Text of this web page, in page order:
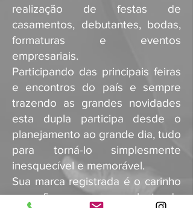
realização de festas de
casamentos, debutantes, bodas,
formaturas e eventos
empresariais.
Participando das principais feiras
e encontros do país e sempre
trazendo as grandes novidades
esta dupla participa desde o
planejamento ao grande dia, tudo
para torná-lo simplesmente
inesquecível e memorável.
Sua marca registrada é o carinho
e confiança com o qual atende